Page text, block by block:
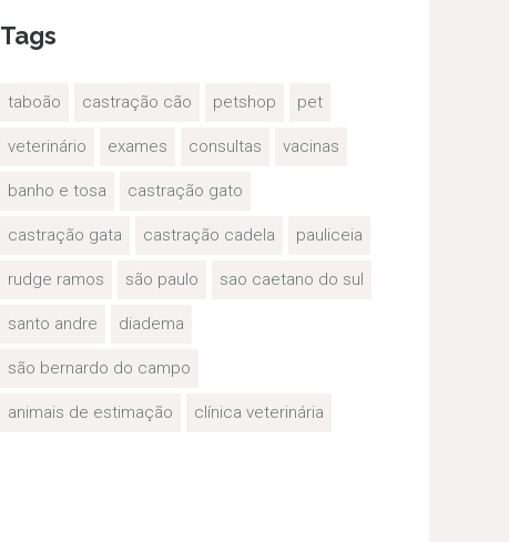
Tags
taboão castração cão petshop pet
veterinário exames consultas vacinas
banho e tosa castração gato
castração gata castração cadela pauliceia
rudge ramos são paulo sao caetano do sul
santo andre diadema
são bernardo do campo
animais de estimação clínica veterinária